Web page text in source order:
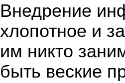
Внедрение
хлопотное и
им никто
быть веские